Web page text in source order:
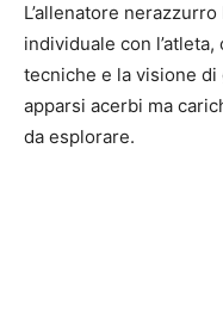
L’allenatore
individuale con
tecniche e la visione
apparsi acerbi ma
da esplorare.